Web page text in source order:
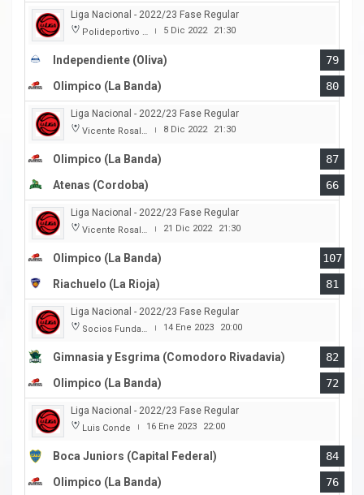
Liga Nacional - 2022/23 Fase Regular
Polideportivo Independiente | 5 Dic 2022 21:30
Independiente (Oliva)
79
Olimpico (La Banda)
80
Liga Nacional - 2022/23 Fase Regular
Vicente Rosales | 8 Dic 2022 21:30
Olimpico (La Banda)
87
Atenas (Cordoba)
66
Liga Nacional - 2022/23 Fase Regular
Vicente Rosales | 21 Dic 2022 21:30
Olimpico (La Banda)
107
Riachuelo (La Rioja)
81
Liga Nacional - 2022/23 Fase Regular
Socios Fundadores | 14 Ene 2023 20:00
Gimnasia y Esgrima (Comodoro Rivadavia)
82
Olimpico (La Banda)
72
Liga Nacional - 2022/23 Fase Regular
Luis Conde | 16 Ene 2023 22:00
Boca Juniors (Capital Federal)
84
Olimpico (La Banda)
76